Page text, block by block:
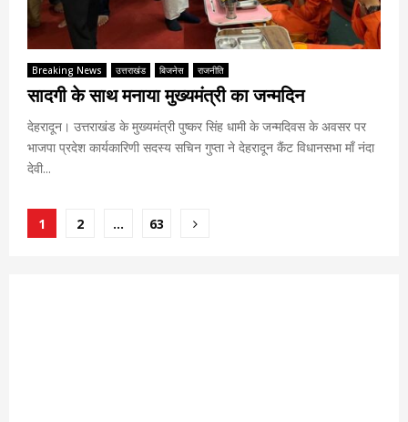
Breaking News उत्तराखंड बिजनेस राजनीति
सादगी के साथ मनाया मुख्यमंत्री का जन्मदिन
देहरादून। उत्तराखंड के मुख्यमंत्री पुष्कर सिंह धामी के जन्मदिवस के अवसर पर
भाजपा प्रदेश कार्यकारिणी सदस्य सचिन गुप्ता ने देहरादून कैंट विधानसभा माँ नंदा
देवी...
Posts
1 2 … 63